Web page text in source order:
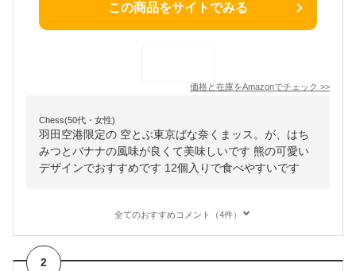
この商品をサイトでみる
価格と在庫をAmazonでチェック >>
Chess(50代・女性)
羽田空港限定の 空とぶ東京ばな奈くまッス。が、はち
みつとバナナの風味が良くて美味しいです 熊の可愛い
デザインでおすすめです 12個入りで食べやすいです
全てのおすすめコメント（4件）
2